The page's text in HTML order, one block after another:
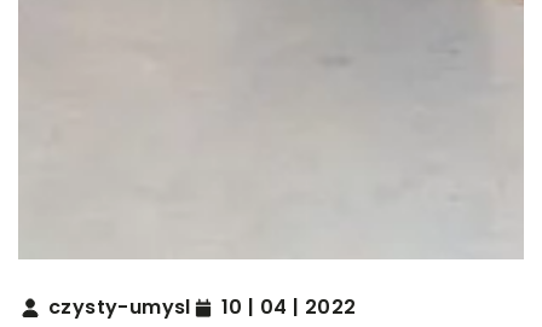
czysty-umysl 10 | 04 | 2022